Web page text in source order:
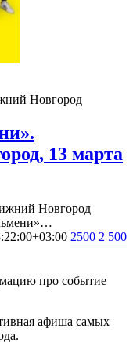
Новгород
13 марта
Новгород
2500 2 500
про событие
афиша самых